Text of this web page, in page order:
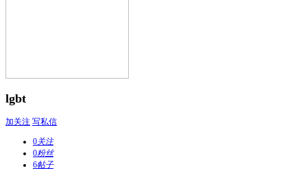
lgbt
加关注 写私信
0关注
0粉丝
6帖子